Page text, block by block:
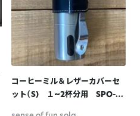
コーヒーミル＆レザーカバーセ
ット（S) １~2杯分用 SPO-